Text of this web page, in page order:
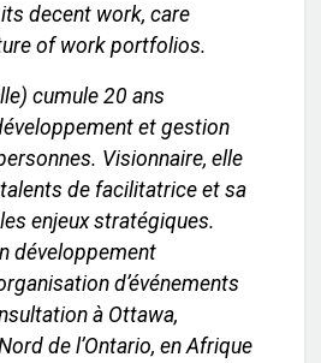
decent work, care
of work portfolios.
cumule 20 ans
et gestion
Visionnaire, elle
de facilitatrice et sa
enjeux stratégiques.
développement
d’événements
à Ottawa,
de l’Ontario, en Afrique